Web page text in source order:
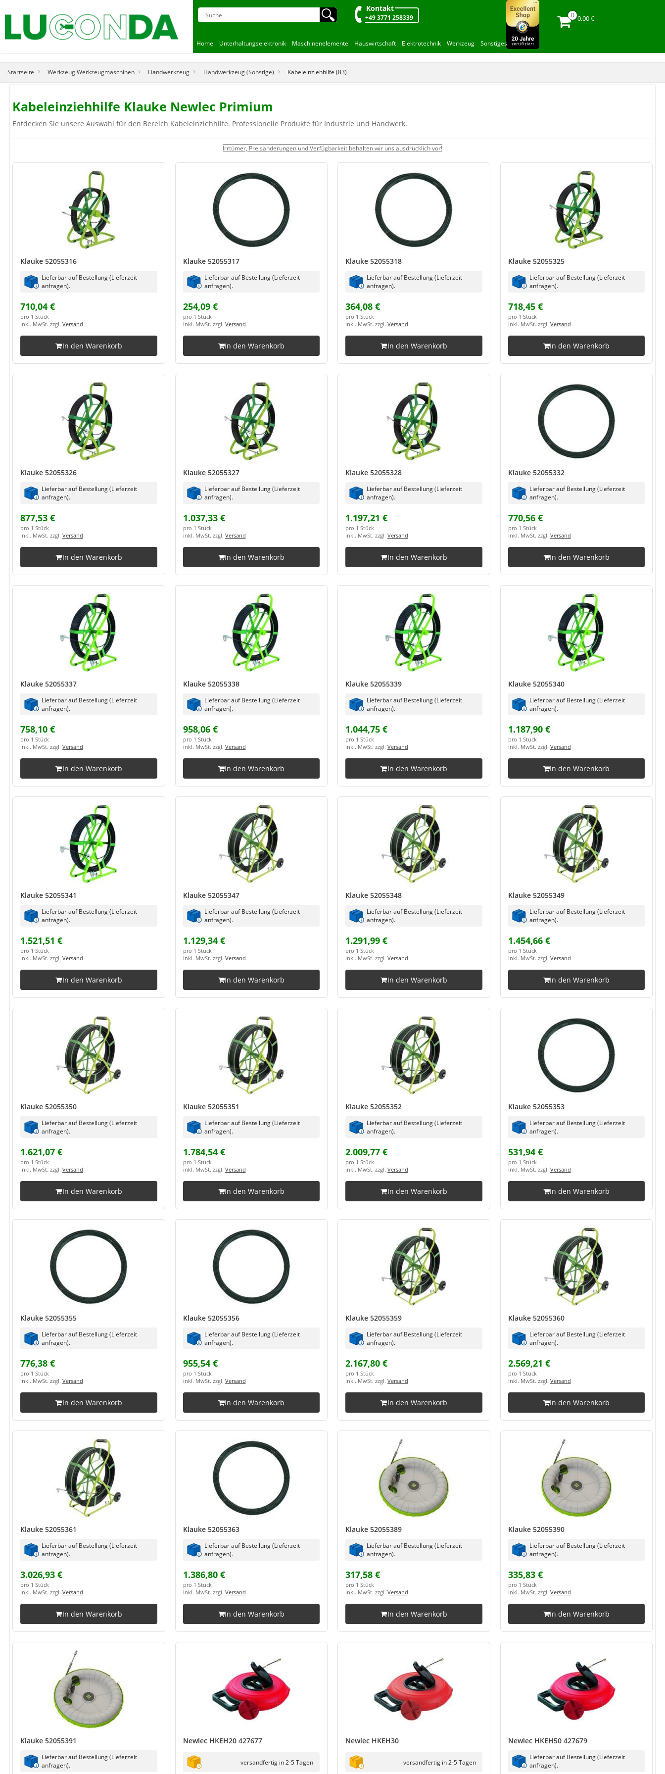
🔍︎ Kontakt
+49 3771 258339 0,00 €
Home Unterhaltungselektronik Maschinenelemente Hauswirtschaft Elektrotechnik Werkzeug Sonstiges
Startseite Werkzeug Werkzeugmaschinen Handwerkzeug Handwerkzeug (Sonstige) Kabeleinziehhilfe (83)
Kabeleinziehhilfe Klauke Newlec Primium
Entdecken Sie unsere Auswahl für den Bereich Kabeleinziehhilfe. Professionelle Produkte für Industrie und Handwerk.
Irrtümer, Preisänderungen und Verfügbarkeit behalten wir uns ausdrücklich vor!
Klauke 52055316
Lieferbar auf Bestellung (Lieferzeit
anfragen).
710,04 €
pro 1 Stück
inkl. MwSt. zzgl. Versand
In den Warenkorb
Klauke 52055317
Lieferbar auf Bestellung (Lieferzeit
anfragen).
254,09 €
pro 1 Stück
inkl. MwSt. zzgl. Versand
In den Warenkorb
Klauke 52055318
Lieferbar auf Bestellung (Lieferzeit
anfragen).
364,08 €
pro 1 Stück
inkl. MwSt. zzgl. Versand
In den Warenkorb
Klauke 52055325
Lieferbar auf Bestellung (Lieferzeit
anfragen).
718,45 €
pro 1 Stück
inkl. MwSt. zzgl. Versand
In den Warenkorb
Klauke 52055326
Lieferbar auf Bestellung (Lieferzeit
anfragen).
877,53 €
pro 1 Stück
inkl. MwSt. zzgl. Versand
In den Warenkorb
Klauke 52055327
Lieferbar auf Bestellung (Lieferzeit
anfragen).
1.037,33 €
pro 1 Stück
inkl. MwSt. zzgl. Versand
In den Warenkorb
Klauke 52055328
Lieferbar auf Bestellung (Lieferzeit
anfragen).
1.197,21 €
pro 1 Stück
inkl. MwSt. zzgl. Versand
In den Warenkorb
Klauke 52055332
Lieferbar auf Bestellung (Lieferzeit
anfragen).
770,56 €
pro 1 Stück
inkl. MwSt. zzgl. Versand
In den Warenkorb
Klauke 52055337
Lieferbar auf Bestellung (Lieferzeit
anfragen).
758,10 €
pro 1 Stück
inkl. MwSt. zzgl. Versand
In den Warenkorb
Klauke 52055338
Lieferbar auf Bestellung (Lieferzeit
anfragen).
958,06 €
pro 1 Stück
inkl. MwSt. zzgl. Versand
In den Warenkorb
Klauke 52055339
Lieferbar auf Bestellung (Lieferzeit
anfragen).
1.044,75 €
pro 1 Stück
inkl. MwSt. zzgl. Versand
In den Warenkorb
Klauke 52055340
Lieferbar auf Bestellung (Lieferzeit
anfragen).
1.187,90 €
pro 1 Stück
inkl. MwSt. zzgl. Versand
In den Warenkorb
Klauke 52055341
Lieferbar auf Bestellung (Lieferzeit
anfragen).
1.521,51 €
pro 1 Stück
inkl. MwSt. zzgl. Versand
In den Warenkorb
Klauke 52055347
Lieferbar auf Bestellung (Lieferzeit
anfragen).
1.129,34 €
pro 1 Stück
inkl. MwSt. zzgl. Versand
In den Warenkorb
Klauke 52055348
Lieferbar auf Bestellung (Lieferzeit
anfragen).
1.291,99 €
pro 1 Stück
inkl. MwSt. zzgl. Versand
In den Warenkorb
Klauke 52055349
Lieferbar auf Bestellung (Lieferzeit
anfragen).
1.454,66 €
pro 1 Stück
inkl. MwSt. zzgl. Versand
In den Warenkorb
Klauke 52055350
Lieferbar auf Bestellung (Lieferzeit
anfragen).
1.621,07 €
pro 1 Stück
inkl. MwSt. zzgl. Versand
In den Warenkorb
Klauke 52055351
Lieferbar auf Bestellung (Lieferzeit
anfragen).
1.784,54 €
pro 1 Stück
inkl. MwSt. zzgl. Versand
In den Warenkorb
Klauke 52055352
Lieferbar auf Bestellung (Lieferzeit
anfragen).
2.009,77 €
pro 1 Stück
inkl. MwSt. zzgl. Versand
In den Warenkorb
Klauke 52055353
Lieferbar auf Bestellung (Lieferzeit
anfragen).
531,94 €
pro 1 Stück
inkl. MwSt. zzgl. Versand
In den Warenkorb
Klauke 52055355
Lieferbar auf Bestellung (Lieferzeit
anfragen).
776,38 €
pro 1 Stück
inkl. MwSt. zzgl. Versand
In den Warenkorb
Klauke 52055356
Lieferbar auf Bestellung (Lieferzeit
anfragen).
955,54 €
pro 1 Stück
inkl. MwSt. zzgl. Versand
In den Warenkorb
Klauke 52055359
Lieferbar auf Bestellung (Lieferzeit
anfragen).
2.167,80 €
pro 1 Stück
inkl. MwSt. zzgl. Versand
In den Warenkorb
Klauke 52055360
Lieferbar auf Bestellung (Lieferzeit
anfragen).
2.569,21 €
pro 1 Stück
inkl. MwSt. zzgl. Versand
In den Warenkorb
Klauke 52055361
Lieferbar auf Bestellung (Lieferzeit
anfragen).
3.026,93 €
pro 1 Stück
inkl. MwSt. zzgl. Versand
In den Warenkorb
Klauke 52055363
Lieferbar auf Bestellung (Lieferzeit
anfragen).
1.386,80 €
pro 1 Stück
inkl. MwSt. zzgl. Versand
In den Warenkorb
Klauke 52055389
Lieferbar auf Bestellung (Lieferzeit
anfragen).
317,58 €
pro 1 Stück
inkl. MwSt. zzgl. Versand
In den Warenkorb
Klauke 52055390
Lieferbar auf Bestellung (Lieferzeit
anfragen).
335,83 €
pro 1 Stück
inkl. MwSt. zzgl. Versand
In den Warenkorb
Klauke 52055391
Lieferbar auf Bestellung (Lieferzeit
anfragen).
Newlec HKEH20 427677
versandfertig in 2-5 Tagen
Newlec HKEH30
versandfertig in 2-5 Tagen
Newlec HKEH50 427679
Lieferbar auf Bestellung (Lieferzeit
anfragen).